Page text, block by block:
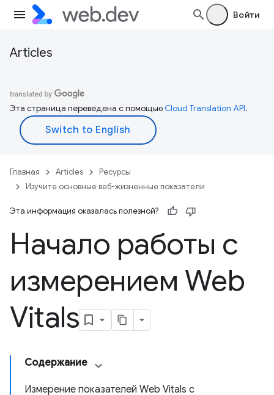
Войти
Articles
Эта страница переведена с помощьюCloud Translation API.
Главная Articles
Ресурсы
Изучите основные веб-жизненные показатели
Эта информация оказалась полезной?
Начало работы с
измерением Web
Vitals
Содержание
Измерение показателей Web Vitals с